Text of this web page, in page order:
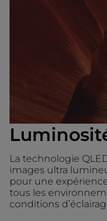
La technologie
images ultra
pour une
tous les
conditions